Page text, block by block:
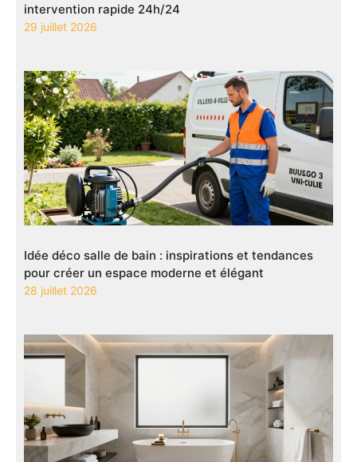
intervention rapide 24h/24
29 juillet 2026
Idée déco salle de bain : inspirations et tendances
pour créer un espace moderne et élégant
28 juillet 2026